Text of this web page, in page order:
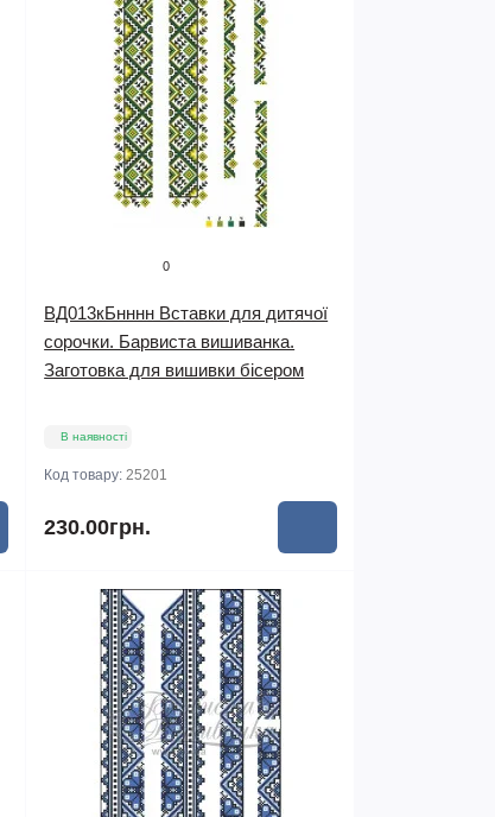
0
ВД013кБнннн Вставки для дитячої
сорочки. Барвиста вишиванка.
Заготовка для вишивки бісером
В наявності
Код товару:25201
230.00грн.